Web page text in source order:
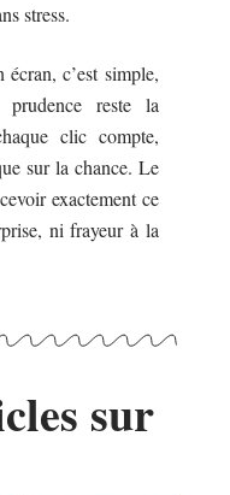
stress.
c’est simple,
reste la
clic compte,
sur la chance. Le
exactement ce
ni frayeur à la
sur